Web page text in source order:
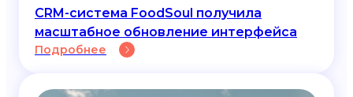
CRM-система FoodSoul получила
масштабное обновление интерфейса
Подробнее